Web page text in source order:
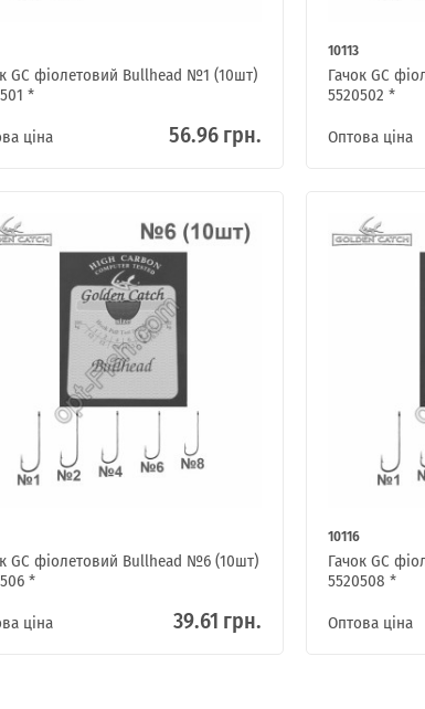
GC фіолетовий Bullhead №1 (10шт)
*
ціна
56.96 грн.
10113
Гачок GC
5520502 *
Оптова ціна
GC фіолетовий Bullhead №6 (10шт)
*
ціна
39.61 грн.
10116
Гачок GC
5520508 *
Оптова ціна